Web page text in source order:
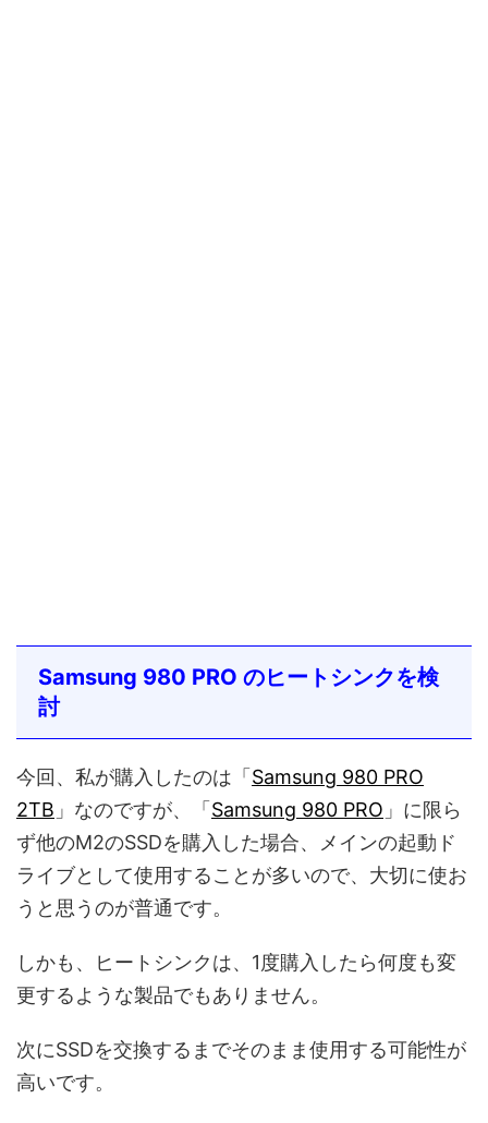
Samsung 980 PRO のヒートシンクを検
討
今回、私が購入したのは「Samsung 980 PRO
2TB 」なのですが、「Samsung 980 PRO 」に限ら
ず他のM2のSSDを購入した場合、メインの起動ド
ライブとして使用することが多いので、大切に使お
うと思うのが普通です。
しかも、ヒートシンクは、1度購入したら何度も変
更するような製品でもありません。
次にSSDを交換するまでそのまま使用する可能性が
高いです。